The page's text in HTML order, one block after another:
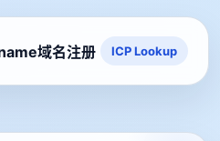
域名注册 ICP Lookup